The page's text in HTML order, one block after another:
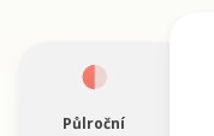
Půlroční